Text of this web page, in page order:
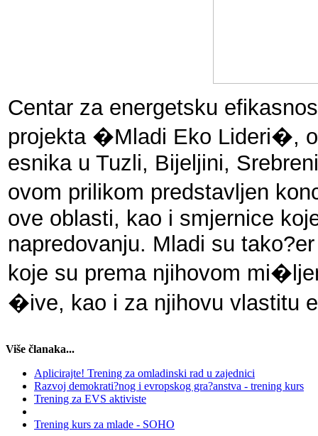
Centar za energetsku
projekta �Mladi Eko Lideri�,
esnika u Tuzli, Bijeljini,
ovom prilikom predstavljen
ove oblasti, kao i smjernice
napredovanju. Mladi su
koje su prema njihovom
�ive, kao i za njihovu vlastitu
Više članaka...
Aplicirajte! Trening za omladinski rad u zajednici
Razvoj demokrati?nog i evropskog gra?anstva - trening kurs
Trening za EVS aktiviste
Trening kurs za mlade - SOHO